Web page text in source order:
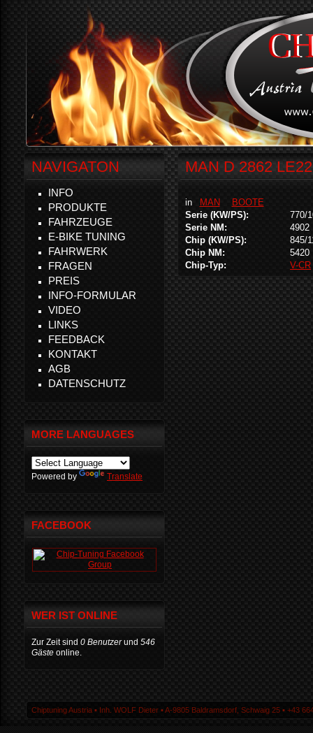
MAN D 2862
in MAN
BOOTE
Serie (KW/PS):
770/
Serie NM:
4902
Chip (KW/PS):
845/
Chip NM:
5420
Chip-Typ:
V-CR
NAVIGATON
INFO
PRODUKTE
FAHRZEUGE
E-BIKE TUNING
FAHRWERK
FRAGEN
PREIS
INFO-FORMULAR
VIDEO
LINKS
FEEDBACK
KONTAKT
AGB
DATENSCHUTZ
MORE LANGUAGES
Powered by Translate
FACEBOOK
WER IST ONLINE
Zur Zeit sind 0 Benutzerund 546
Gäste online.
Chiptuning Austria ▪ Inh. WOLF Dieter ▪ A-9805 Baldramsdorf, Schwaig 25 ▪ +43